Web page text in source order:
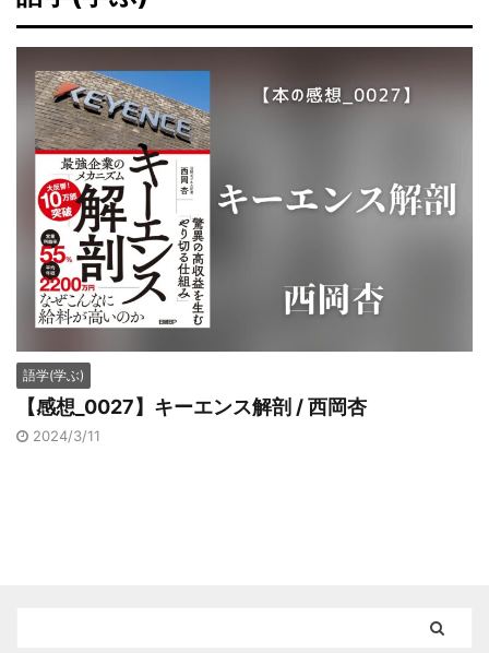
語学(学ぶ)
【感想_0027】キーエンス解剖 / 西岡杏
2024/3/11